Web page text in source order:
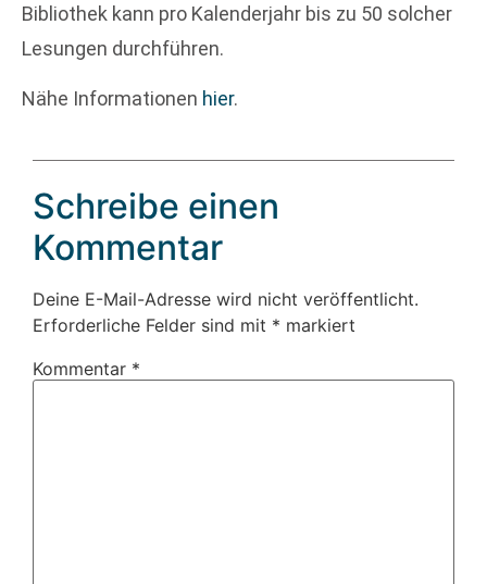
Bibliothek kann pro Kalenderjahr bis zu 50 solcher
Lesungen durchführen.
Nähe Informationen hier.
Schreibe einen
Kommentar
Deine E-Mail-Adresse wird nicht veröffentlicht.
Erforderliche Felder sind mit * markiert
Kommentar *